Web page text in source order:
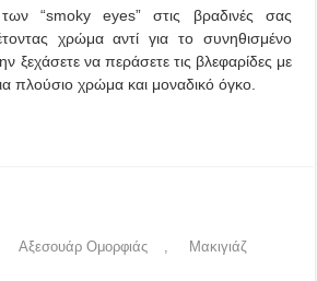
“smoky eyes” στις βραδινές σας
χρώμα αντί για το συνηθισμένο
ξεχάσετε να περάσετε τις βλεφαρίδες με
πλούσιο χρώμα και μοναδικό όγκο.
Αξεσουάρ Ομορφιάς , Μακιγιάζ